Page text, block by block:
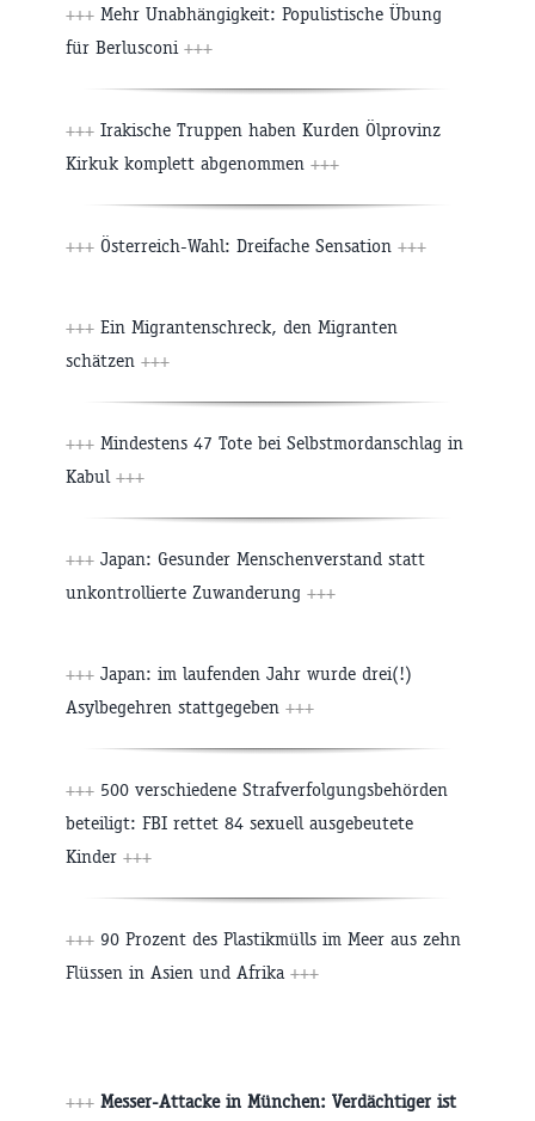
+++ Mehr Unabhängigkeit: Populistische Übung
für Berlusconi +++
+++ Irakische Truppen haben Kurden Ölprovinz
Kirkuk komplett abgenommen +++
+++ Österreich-Wahl: Dreifache Sensation +++
+++ Ein Migrantenschreck, den Migranten
schätzen +++
+++ Mindestens 47 Tote bei Selbstmordanschlag in
Kabul +++
+++ Japan: Gesunder Menschenverstand statt
unkontrollierte Zuwanderung +++
+++ Japan: im laufenden Jahr wurde drei(!)
Asylbegehren stattgegeben +++
+++ 500 verschiedene Strafverfolgungsbehörden
beteiligt: FBI rettet 84 sexuell ausgebeutete
Kinder +++
+++ 90 Prozent des Plastikmülls im Meer aus zehn
Flüssen in Asien und Afrika +++
+++ Messer-Attacke in München: Verdächtiger ist